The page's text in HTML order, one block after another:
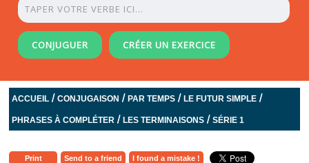
CONJUGUER CRÉER UN EXERCICE
ACCUEIL /CONJUGAISON /PAR TEMPS /LE FUTUR SIMPLE /
PHRASES À COMPLÉTER /LES TERMINAISONS /SÉRIE 1
Print Send to a friend I found a mistake !